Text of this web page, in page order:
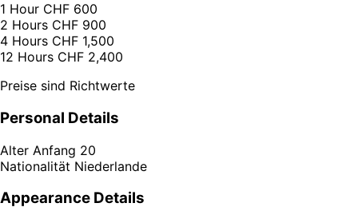
1 Hour CHF 600
2 Hours CHF 900
4 Hours CHF 1,500
12 Hours CHF 2,400
Preise sind Richtwerte
Personal Details
Alter Anfang 20
Nationalität Niederlande
Appearance Details